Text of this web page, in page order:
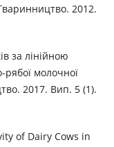
2012.
за лінійною
рябої молочної
2017. Вип. 5 (1).
of Dairy Cows in